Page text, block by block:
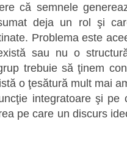
că semnele
deja un rol şi
Problema este
sau nu o
trebuie să ţinem
o ţesătură mult mai
integratoare şi pe
pe care un discurs